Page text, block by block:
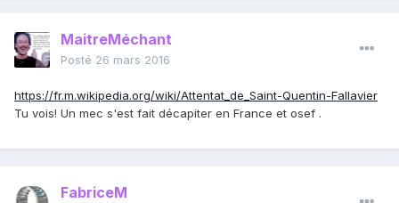
MaitreMéchant
Posté 26 mars 2016
https://fr.m.wikipedia.org/wiki/Attentat_de_Saint-Quentin-Fallavier
Tu vois! Un mec s'est fait décapiter en France et osef .
FabriceM